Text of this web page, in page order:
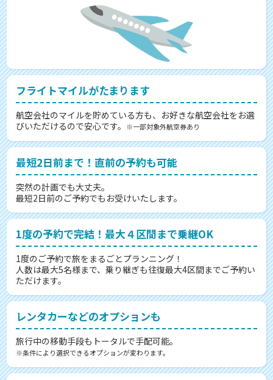
フライトマイルがたまります
航空会社のマイルを貯めている方も、お好きな航空会社をお選
びいただけるので安心です。
※一部対象外航空券あり
最短2日前まで！直前の予約も可能
突然の計画でも大丈夫。
最短2日前のご予約でもお受けいたします。
1度の予約で完結！最大４区間まで乗継OK
1度のご予約で旅をまるごとプランニング！
人数は最大5名様まで、乗り継ぎも往復最大4区間までご予約い
ただけます。
レンタカーなどのオプションも
旅行中の移動手段もトータルで手配可能。
※条件により選択できるオプションが変わります。